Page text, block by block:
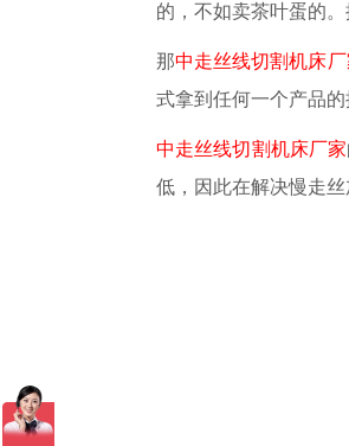
的，不如卖茶叶蛋的
那 中走丝线切割机床厂
式拿到任何一个产品
中走丝线切割机床厂家
低，因此在解决慢走